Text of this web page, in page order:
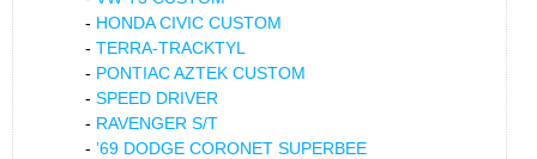
HONDA CIVIC CUSTOM
TERRA-TRACKTYL
PONTIAC AZTEK CUSTOM
SPEED DRIVER
RAVENGER S/T
’69 DODGE CORONET SUPERBEE